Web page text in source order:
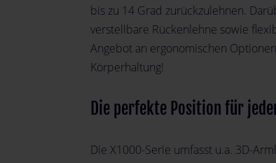
bis zu 14 Grad zurückzulehnen.
verstellbare Rückenlehne sowie
Angebot an ergonomischen
Körperhaltung!
Die perfekte Position für
Die X1000-Serie umfasst u.a. 3D-